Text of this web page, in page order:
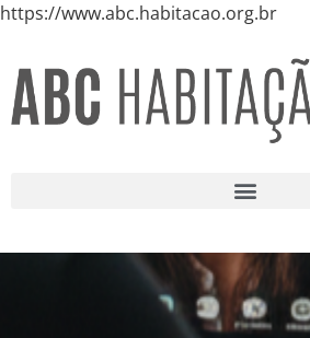
https://www.abc.habitacao.org.br